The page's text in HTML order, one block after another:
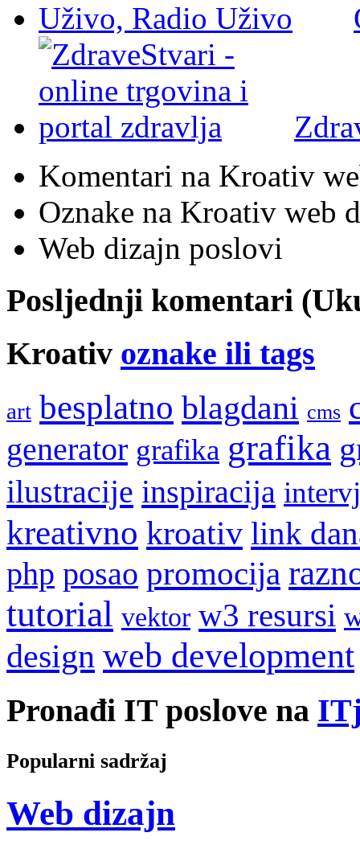
Komentari na Kroativ
Oznake na Kroativ web
Web dizajn poslovi
Posljednji komentari
Kroativ oznake ili tags
art besplatno blagdani cms
generator grafika grafika
ilustracije inspiracija
kreativno kroativ link
php posao promocija
tutorial vektor w3 resursi
design web development
Pronađi IT poslove na
Popularni sadržaj
Web dizajn